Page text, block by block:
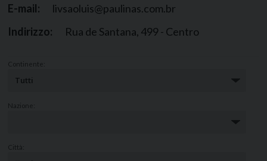
E-mail:
livsaoluis@paulinas.com.br
Indirizzo:
Rua de Santana, 499 - Centro
Continente:
Nazione:
Città: